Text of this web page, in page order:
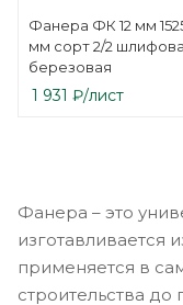
Фанера ФК 12 мм
мм сорт 2/2
березовая
1 931 ₽/лист
Фанера – это
изготавливается
применяется в
строительства